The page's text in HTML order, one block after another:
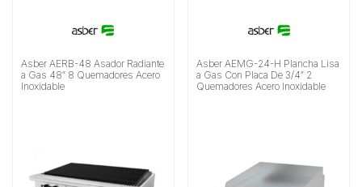
Asber AERB-48 Asador Radiante
a Gas 48″ 8 Quemadores Acero
Inoxidable
Asber AEMG-24-H Plancha Lisa
a Gas Con Placa De 3/4″ 2
Quemadores Acero Inoxidable